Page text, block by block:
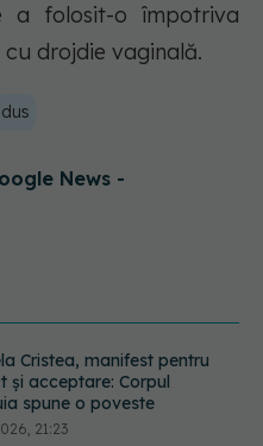
a folosit-o împotriva
drojdie vaginală.
dus
News -
Valeriu Gheorghiță intră în
Editorial al revistei
Reports, din Nature